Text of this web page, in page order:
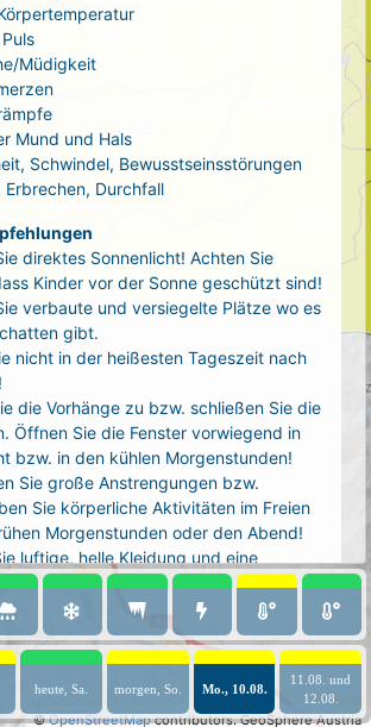
©OpenStreetMapcontributors. GeoSphere Austria
Müdigkeit
Mund und Hals
Schwindel, Bewusstseinsstörungen
Erbrechen, Durchfall
direktes Sonnenlicht! Achten Sie
Kinder vor der Sonne geschützt sind!
verbaute und versiegelte Plätze wo es
gibt.
nicht in der heißesten Tageszeit nach
die Vorhänge zu bzw. schließen Sie die
Öffnen Sie die Fenster vorwiegend in
bzw. in den kühlen Morgenstunden!
Sie große Anstrengungen bzw.
Sie körperliche Aktivitäten im Freien
Morgenstunden oder den Abend!
luftige, helle Kleidung und eine
eine kühle Dusche! Auch kalte Arm-
wirken entlastend.
ausreichend und regelmäßig
2 - 3 Liter pro Tag)! Optimal sind
Tee oder mit Wasser
heute, Sa. morgen, So. Mo., 10.08.
11.08. und
12.08.